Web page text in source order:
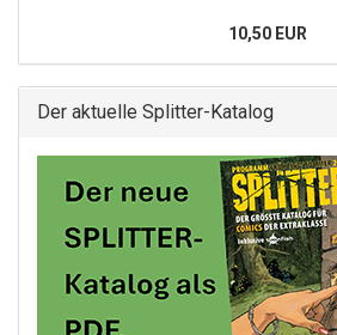
10,50 EUR
Der aktuelle Splitter-Katalog